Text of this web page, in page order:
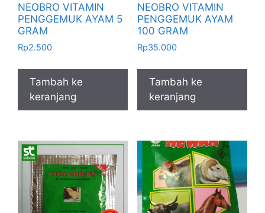
NEOBRO VITAMIN
PENGGEMUK AYAM 5
GRAM
Rp2.500
Tambah ke
keranjang
NEOBRO VITAMIN
PENGGEMUK AYAM
100 GRAM
Rp35.000
Tambah ke
keranjang